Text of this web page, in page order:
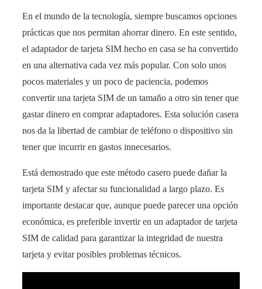
En el mundo de la tecnología, siempre buscamos opciones
prácticas que nos permitan ahorrar dinero. En este sentido,
el adaptador de tarjeta SIM hecho en casa se ha convertido
en una alternativa cada vez más popular. Con solo unos
pocos materiales y un poco de paciencia, podemos
convertir una tarjeta SIM de un tamaño a otro sin tener que
gastar dinero en comprar adaptadores. Esta solución casera
nos da la libertad de cambiar de teléfono o dispositivo sin
tener que incurrir en gastos innecesarios.
Está demostrado que este método casero puede dañar la
tarjeta SIM y afectar su funcionalidad a largo plazo. Es
importante destacar que, aunque puede parecer una opción
económica, es preferible invertir en un adaptador de tarjeta
SIM de calidad para garantizar la integridad de nuestra
tarjeta y evitar posibles problemas técnicos.